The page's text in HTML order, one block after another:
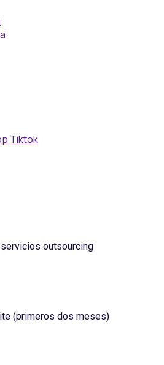
Tiktok
outsourcing
(primeros dos meses)